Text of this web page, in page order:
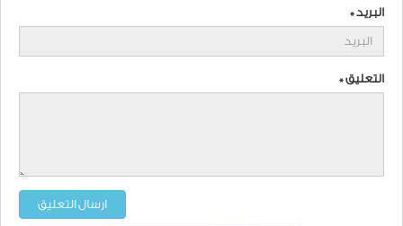
البريد *
التعليق *
ارسال التعليق